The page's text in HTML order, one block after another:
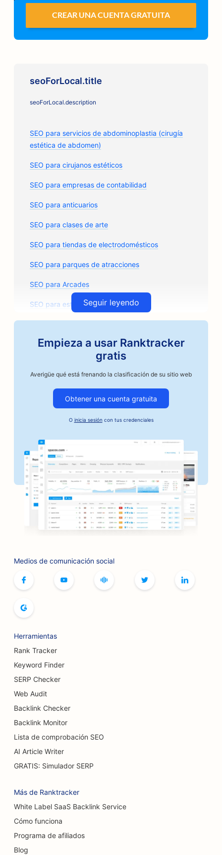
CREAR UNA CUENTA GRATUITA
seoForLocal.title
seoForLocal.description
SEO para servicios de abdominoplastia (cirugía
estética de abdomen)
SEO para cirujanos estéticos
SEO para empresas de contabilidad
SEO para anticuarios
SEO para clases de arte
SEO para tiendas de electrodomésticos
SEO para parques de atracciones
SEO para Arcades
SEO para estudios de arquitectura
SEO para tiendas de recambios de automóviles
SEO para talleres de reparación de automóviles
SEO para empresas de automoción
SEO para servicios de fianzas
SEO para bancos
SEO para panaderías
SEO para peluquerías
SEO para barbacoas
SEO para boutiques
SEO para boleras
SEO para cafeterías de juegos de mesa
SEO para servicios de aumento mamario
SEO para restaurantes buffet
SEO para cirujanos de quemaduras
SEO para cafeterías
SEO para pastelerías
SEO para lavaderos de coches
SEO para concesionarios de coches
Seguir leyendo
Empieza a usar Ranktracker
gratis
Averigüe qué está frenando la clasificación de su sitio web
Obtener una cuenta gratuita
O inicia sesión con tus credenciales
Medios de comunicación social
Herramientas
Rank Tracker
Keyword Finder
SERP Checker
Web Audit
Backlink Checker
Backlink Monitor
Lista de comprobación SEO
AI Article Writer
GRATIS: Simulador SERP
Más de Ranktracker
White Label SaaS Backlink Service
Cómo funciona
Programa de afiliados
Blog